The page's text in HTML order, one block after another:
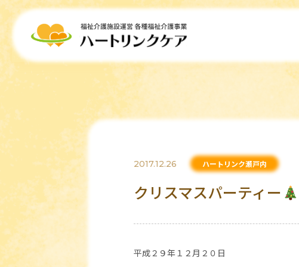
2017.12.26 ハートリンク瀬戸内
クリスマスパーティー
平成２９年１２月２０日